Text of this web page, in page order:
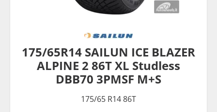
175/65R14 SAILUN ICE BLAZER
ALPINE 2 86T XL Studless
DBB70 3PMSF M+S
175/65 R14 86T